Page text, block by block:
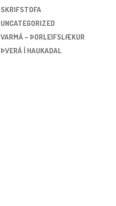
SKRIFSTOFA
UNCATEGORIZED
VARMÁ – ÞORLEIFSLÆKUR
ÞVERÁ Í HAUKADAL